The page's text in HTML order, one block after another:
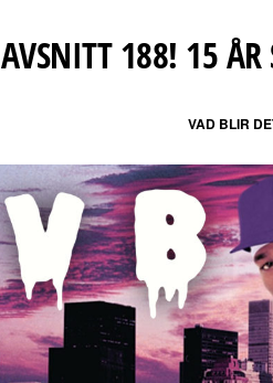
AVSNITT 188! 15 ÅR
VAD BLIR